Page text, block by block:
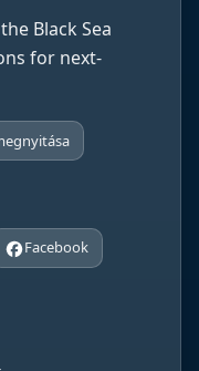
Black Sea
for next-
Facebook